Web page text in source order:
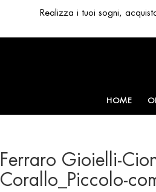
HOME
Ferraro Gioielli-
Corallo_Piccolo-
Realizza i tuoi sogni,